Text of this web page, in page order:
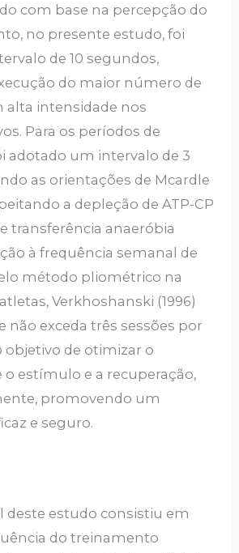
com base na percepção do
no presente estudo, foi
de 10 segundos,
do maior número de
alta intensidade nos
Para os períodos de
adotado um intervalo de 3
as orientações de Mcardle
a depleção de ATP-CP
transferência anaeróbia
à frequência semanal de
método pliométrico na
Verkhoshanski (1996)
não exceda três sessões por
objetivo de otimizar o
estímulo e a recuperação,
promovendo um
e seguro.
deste estudo consistiu em
do treinamento